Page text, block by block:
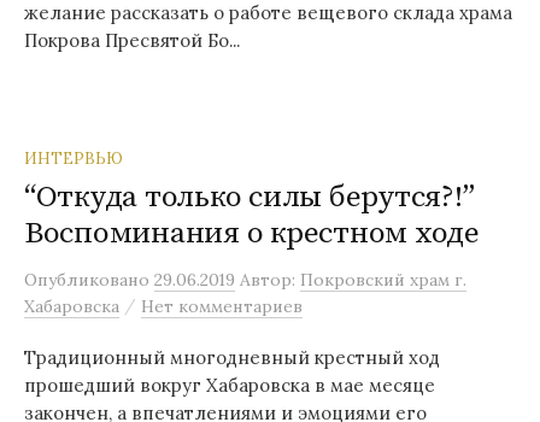
желание рассказать о работе вещевого склада храма
Покрова Пресвятой Бо...
ИНТЕРВЬЮ
“Откуда только силы берутся?!”
Воспоминания о крестном ходе
Опубликовано 29.06.2019 Автор: Покровский храм г.
Хабаровска / Нет комментариев
Традиционный многодневный крестный ход
прошедший вокруг Хабаровска в мае месяце
закончен, а впечатлениями и эмоциями его